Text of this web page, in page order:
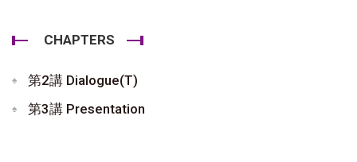
CHAPTERS
第2講 Dialogue(T)
第3講 Presentation